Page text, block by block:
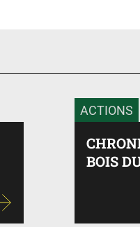
ACTIONS
BOIS